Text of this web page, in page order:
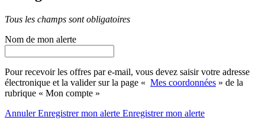
Tous les champs sont obligatoires
Nom de mon alerte
Pour recevoir les offres par e-mail, vous devez saisir votre adresse
électronique et la valider sur la page « Mes coordonnées » de la
rubrique « Mon compte »
AnnulerEnregistrer mon alerte Enregistrermon alerte